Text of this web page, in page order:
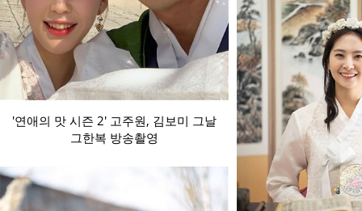
'연애의 맛 시즌 2' 고주원, 김보미 그날
그한복 방송촬영